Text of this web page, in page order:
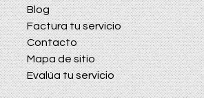
Blog
Factura tu servicio
Contacto
Mapa de sitio
Evalúa tu servicio